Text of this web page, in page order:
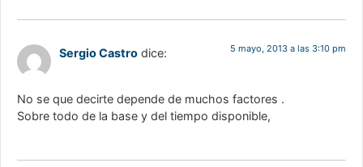
Sergio Castro dice: 5 mayo, 2013 a las 3:10 pm
No se que decirte depende de muchos factores .
Sobre todo de la base y del tiempo disponible,